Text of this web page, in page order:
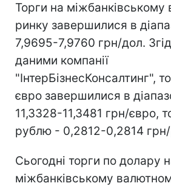
Торги на
ринку завершилися в
7,9695-7,9760 грн/дол.
даними компанії
"ІнтерБізнесКонсалтинг",
євро завершилися в
11,3328-11,3481 грн/євро,
рублю - 0,2812-0,2814
Сьогодні торги по долару
міжбанківському